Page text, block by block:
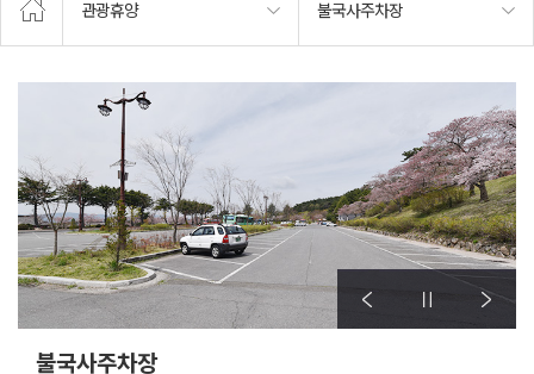
관광휴양 불국사주차장
불국사주차장